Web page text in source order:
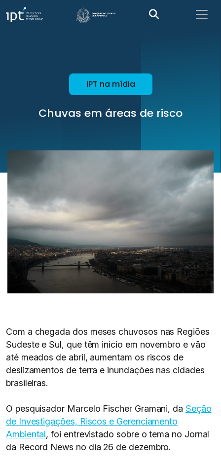
IPT na mídia
Chuvas em áreas de risco
Com a chegada dos meses chuvosos nas Regiões
Sudeste e Sul, que têm início em novembro e vão
até meados de abril, aumentam os riscos de
deslizamentos de terra e inundações nas cidades
brasileiras.
O pesquisador Marcelo Fischer Gramani, da Seção
de Investigações, Riscos e Gerenciamento
Ambiental, foi entrevistado sobre o tema no Jornal
da Record News no dia 26 de dezembro.